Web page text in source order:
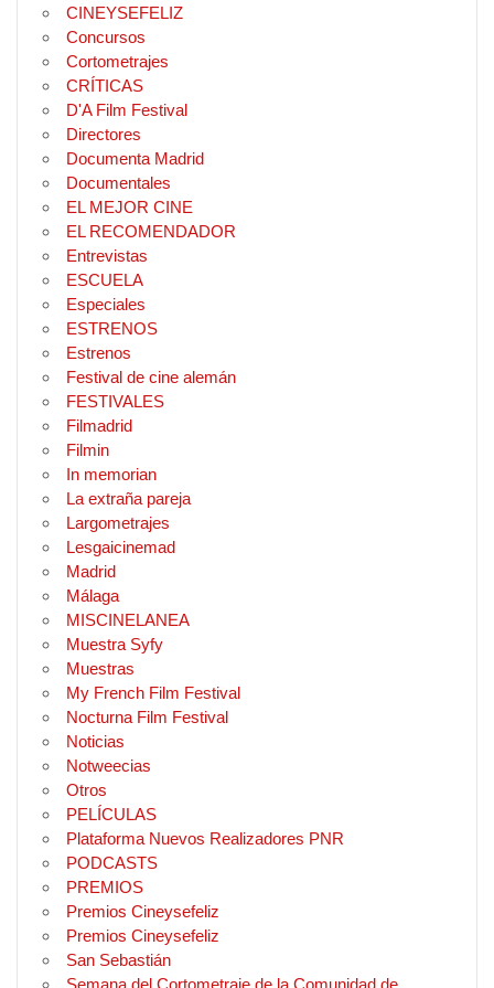
CINEYSEFELIZ
Concursos
Cortometrajes
CRÍTICAS
D'A Film Festival
Directores
Documenta Madrid
Documentales
EL MEJOR CINE
EL RECOMENDADOR
Entrevistas
ESCUELA
Especiales
ESTRENOS
Estrenos
Festival de cine alemán
FESTIVALES
Filmadrid
Filmin
In memorian
La extraña pareja
Largometrajes
Lesgaicinemad
Madrid
Málaga
MISCINELANEA
Muestra Syfy
Muestras
My French Film Festival
Nocturna Film Festival
Noticias
Notweecias
Otros
PELÍCULAS
Plataforma Nuevos Realizadores PNR
PODCASTS
PREMIOS
Premios Cineysefeliz
Premios Cineysefeliz
San Sebastián